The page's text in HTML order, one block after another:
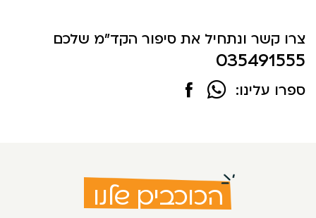
צרו קשר ונתחיל את סיפור הקד"מ שלכם
035491555
ספרו עלינו:
הכוכבים שלנו